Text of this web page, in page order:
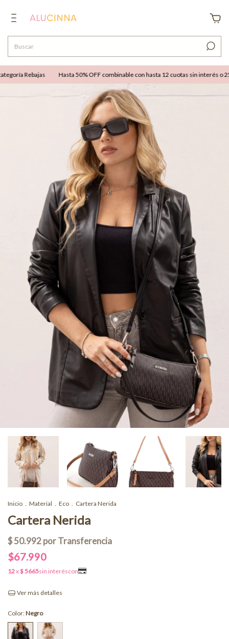
Rebajas Hasta 50% OFF combinable con hasta 12 cuotas sin interés o
Inicio . Material . Eco . Cartera Nerida
Cartera Nerida
$67.990
Ver más detalles
Color:Negro